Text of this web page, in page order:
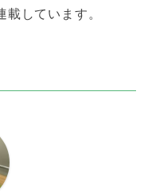
載しています。